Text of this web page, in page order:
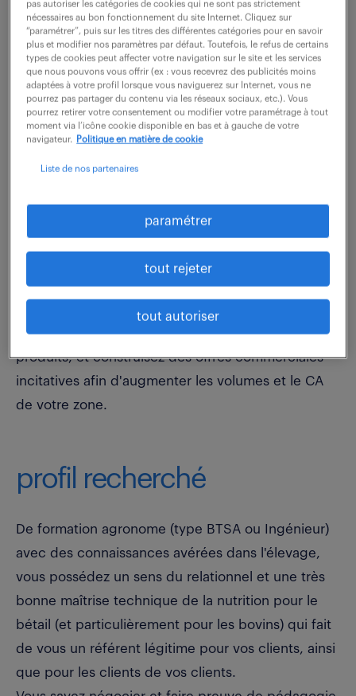
description du poste
Vous développez un portefeuille de clients grands
comptes du négoce agricole sur la région Hauts-
de-France (59-62-80-60-02), ainsi que les
départements de la Marne (51) et de la Seine-
Maritime (76).
de soutien technique auprès des revendeurs
partenaires, négociants indépendants du domaine
Véritable référent en nutrition animale auprès des
Commerciaux de vos clients, vous établissez les
plans de tournées accompagnées, les formations
produits, et construisez des offres commerciales
incitatives afin d'augmenter les volumes et le CA
de votre zone.
profil recherché
De formation agronome (type BTSA ou Ingénieur)
avec des connaissances avérées dans l'élevage,
vous possédez un sens du relationnel et une très
bonne maîtrise technique de la nutrition pour le
bétail (et particulièrement pour les bovins) qui fait
de vous un référent légitime pour vos clients, ainsi
que pour les clients de vos clients.
pas autoriser les catégories de cookies qui ne sont pas strictement
nécessaires au bon fonctionnement du site Internet. Cliquez sur
“paramétrer”, puis sur les titres des différentes catégories pour en savoir
plus et modifier nos paramètres par défaut. Toutefois, le refus de certains
types de cookies peut affecter votre navigation sur le site et les services
que nous pouvons vous offrir (ex : vous recevrez des publicités moins
adaptées à votre profil lorsque vous naviguerez sur Internet, vous ne
pourrez pas partager du contenu via les réseaux sociaux, etc.). Vous
pourrez retirer votre consentement ou modifier votre paramétrage à tout
moment via l’icône cookie disponible en bas et à gauche de votre
navigateur.
Politique en matière de cookie
Liste de nos partenaires
paramétrer
tout rejeter
tout autoriser